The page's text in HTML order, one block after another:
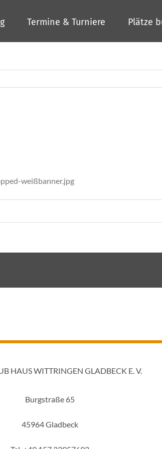
Termine & Turniere Plätze
weißbanner.jpg
HAUS WITTRINGEN GLADBECK E. V.
Burgstraße 65
45964 Gladbeck